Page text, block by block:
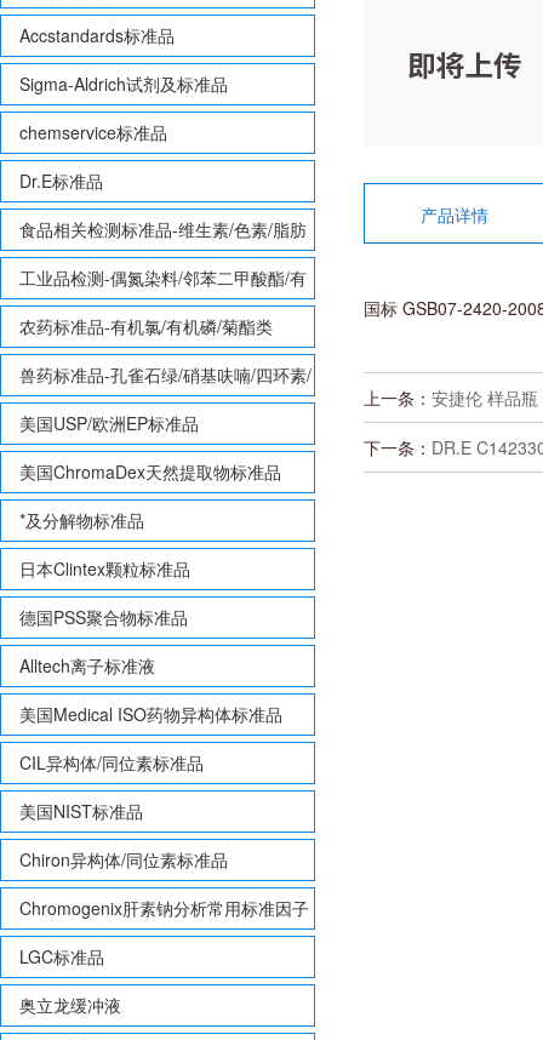
Accstandards标准品
Sigma-Aldrich试剂及标准品
chemservice标准品
Dr.E标准品
食品相关检测标准品-维生素/色素/脂肪
酸甲酯等
工业品检测-偶氮染料/邻苯二甲酸酯/有
机锡/多溴联苯/多溴联苯醚/多氯联苯
农药标准品-有机氯/有机磷/菊酯类
兽药标准品-孔雀石绿/硝基呋喃/四环素/
磺胺等
美国USP/欧洲EP标准品
美国ChromaDex天然提取物标准品
*及分解物标准品
日本Clintex颗粒标准品
德国PSS聚合物标准品
Alltech离子标准液
美国Medical ISO药物异构体标准品
CIL异构体/同位素标准品
美国NIST标准品
Chiron异构体/同位素标准品
Chromogenix肝素钠分析常用标准因子
LGC标准品
奥立龙缓冲液
产品详情
国标 GSB07-2420-
上一条： 安捷伦 样品
下一条： DR.E